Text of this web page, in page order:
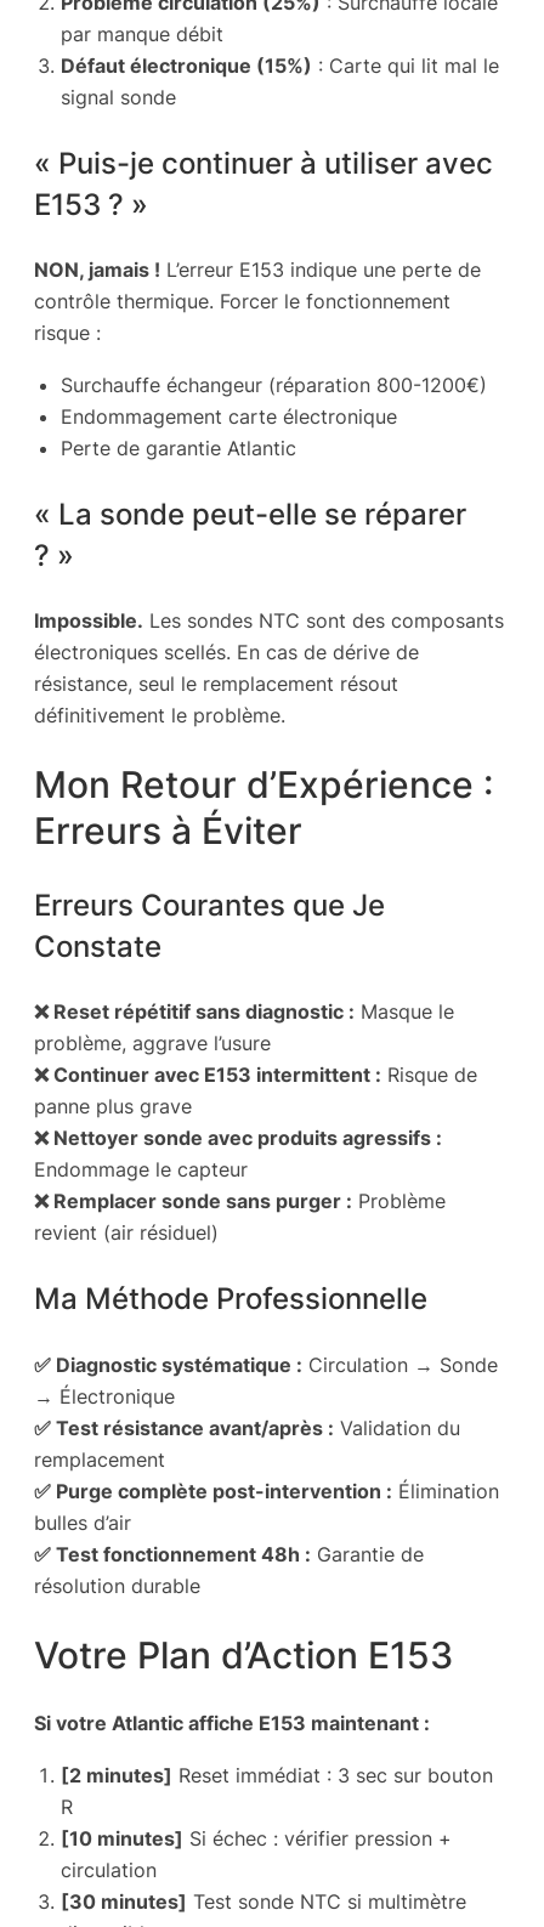
par manque débit
Défaut électronique (15%) : Carte qui lit mal le
signal sonde
« Puis-je continuer à utiliser avec
E153 ? »
NON, jamais ! L’erreur E153 indique une perte de
contrôle thermique. Forcer le fonctionnement
risque :
Surchauffe échangeur (réparation 800-1200€)
Endommagement carte électronique
Perte de garantie Atlantic
« La sonde peut-elle se réparer
? »
Impossible. Les sondes NTC sont des composants
électroniques scellés. En cas de dérive de
résistance, seul le remplacement résout
définitivement le problème.
Mon Retour d’Expérience :
Erreurs à Éviter
Erreurs Courantes que Je
Constate
❌ Reset répétitif sans diagnostic : Masque le
problème, aggrave l’usure
❌ Continuer avec E153 intermittent : Risque de
panne plus grave
❌ Nettoyer sonde avec produits agressifs :
Endommage le capteur
❌ Remplacer sonde sans purger : Problème
revient (air résiduel)
Ma Méthode Professionnelle
✅ Diagnostic systématique : Circulation → Sonde
→ Électronique
✅ Test résistance avant/après : Validation du
remplacement
✅ Purge complète post-intervention : Élimination
bulles d’air
✅ Test fonctionnement 48h : Garantie de
résolution durable
Votre Plan d’Action E153
Si votre Atlantic affiche E153 maintenant :
[2 minutes] Reset immédiat : 3 sec sur bouton
R
[10 minutes] Si échec : vérifier pression +
circulation
[30 minutes] Test sonde NTC si multimètre